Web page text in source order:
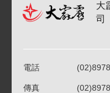
大
司
電話
傳真